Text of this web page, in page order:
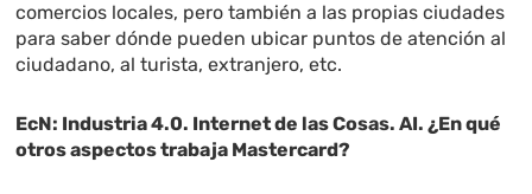
comercios locales, pero también a las propias ciudades
para saber dónde pueden ubicar puntos de atención al
ciudadano, al turista, extranjero, etc.
EcN: Industria 4.0. Internet de las Cosas. AI. ¿En qué
otros aspectos trabaja Mastercard?